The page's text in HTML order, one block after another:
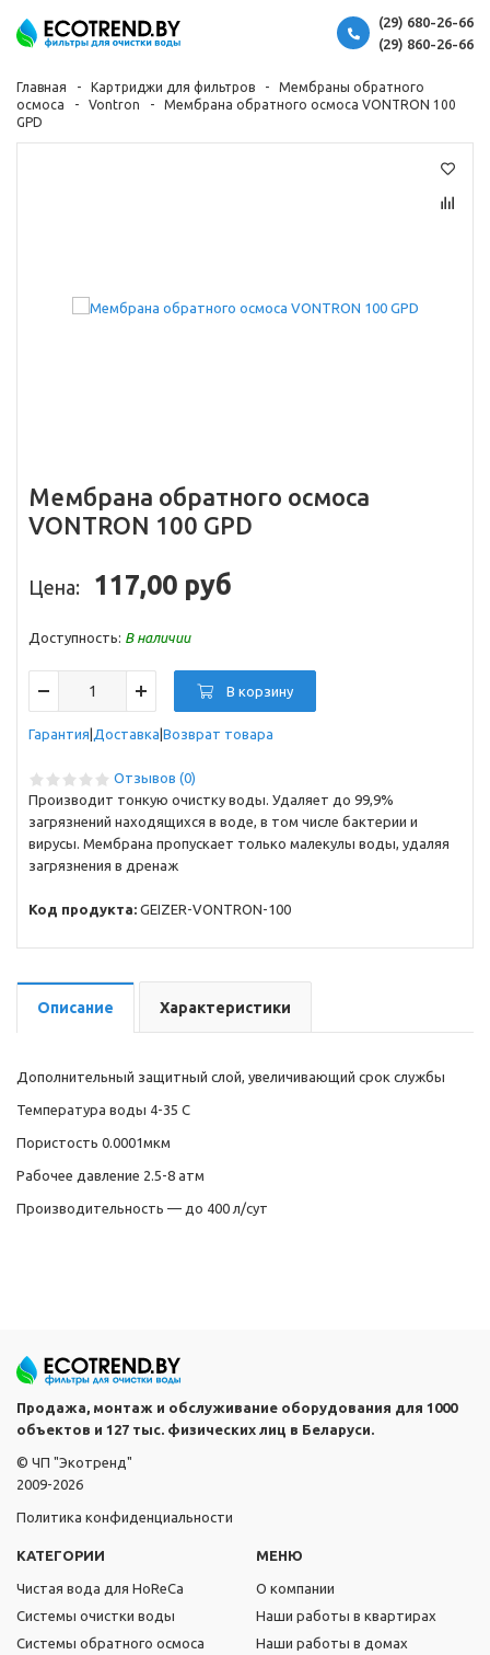
(29) 680-26-66
(29) 860-26-66
Главная Картриджи для фильтров
Мембраны обратного
осмоса
Vontron
Мембрана обратного осмоса VONTRON 100
GPD
Мембрана обратного осмоса
VONTRON 100 GPD
Цена: 117,00 руб
Доступность: В наличии
В корзину
Гарантия Доставка Возврат товара
Отзывов (0)
Производит тонкую очистку воды. Удаляет до 99,9%
загрязнений находящихся в воде, в том числе бактерии и
вирусы. Мембрана пропускает только малекулы воды, удаляя
загрязнения в дренаж
Код продукта: GEIZER-VONTRON-100
Описание Характеристики
Дополнительный защитный слой, увеличивающий срок службы
Температура воды 4-35 С
Пористость 0.0001мкм
Рабочее давление 2.5-8 атм
Производительность — до 400 л/сут
Продажа, монтаж и обслуживание оборудования для 1000
объектов и 127 тыс. физических лиц в Беларуси.
© ЧП "Экотренд"
2009-2026
Политика конфиденциальности
КАТЕГОРИИ
Чистая вода для HoReCa
Системы очистки воды
Системы обратного осмоса
МЕНЮ
О компании
Наши работы в квартирах
Наши работы в домах